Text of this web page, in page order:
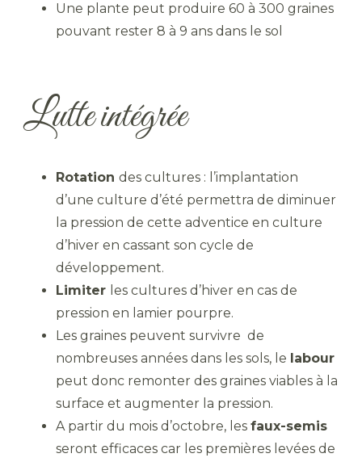
Une plante peut produire 60 à 300 graines
pouvant rester 8 à 9 ans dans le sol
Lutte intégrée
Rotation des cultures : l’implantation
d’une culture d’été permettra de diminuer
la pression de cette adventice en culture
d’hiver en cassant son cycle de
développement.
Limiter les cultures d’hiver en cas de
pression en lamier pourpre.
Les graines peuvent survivre de
nombreuses années dans les sols, le labour
peut donc remonter des graines viables à la
surface et augmenter la pression.
A partir du mois d’octobre, les faux-semis
seront efficaces car les premières levées de